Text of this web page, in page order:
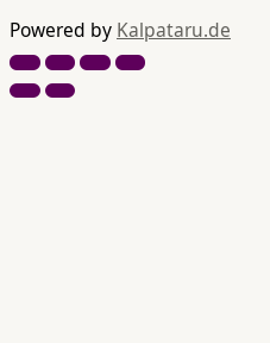
Powered by Kalpataru.de